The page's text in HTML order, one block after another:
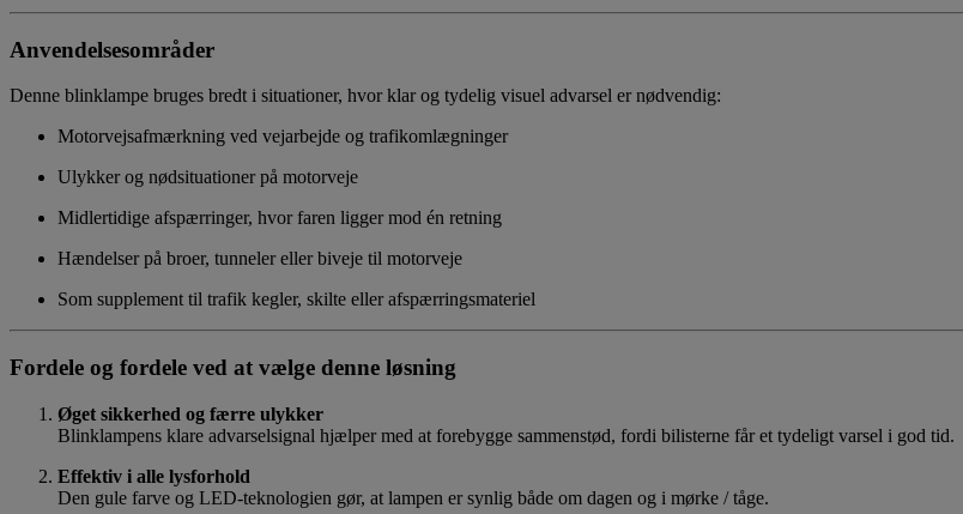
Anvendelsesområder
Denne blinklampe bruges bredt i situationer, hvor klar og tydelig visuel advarsel er nødvendig:
Motorvejsafmærkning ved vejarbejde og trafikomlægninger
Ulykker og nødsituationer på motorveje
Midlertidige afspærringer, hvor faren ligger mod én retning
Hændelser på broer, tunneler eller biveje til motorveje
Som supplement til trafik­ kegler, skilte eller afspærringsmateriel
Fordele og fordele ved at vælge denne løsning
Øget sikkerhed og færre ulykker
Blinklampens klare advarselsignal hjælper med at forebygge sammenstød, fordi bilisterne får et tydeligt varsel i god tid.
Effektiv i alle lysforhold
Den gule farve og LED-teknologien gør, at lampen er synlig både om dagen og i mørke / tåge.